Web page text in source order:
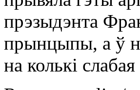
прэзыдэнта
прынцыпы, а ў
на колькі